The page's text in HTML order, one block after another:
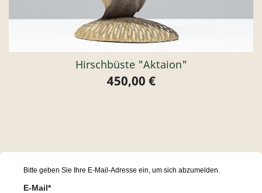
Hirschbüste "Aktaion"
Preis
450,00 €
Bitte geben Sie Ihre E-Mail-Adresse ein, um sich abzumelden.
E-Mail*